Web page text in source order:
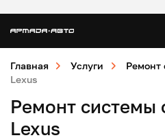
Главная Услуги
Ремонт
Lexus
Ремонт системы
Lexus